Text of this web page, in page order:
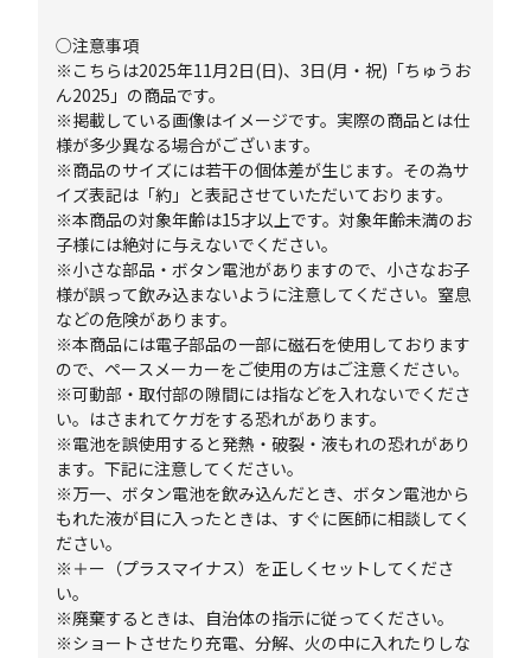
○注意事項
※こちらは2025年11月2日(日)、3日(月・祝)「ちゅうお
ん2025」の商品です。
※掲載している画像はイメージです。実際の商品とは仕
様が多少異なる場合がございます。
※商品のサイズには若干の個体差が生じます。その為サ
イズ表記は「約」と表記させていただいております。
※本商品の対象年齢は15才以上です。対象年齢未満のお
子様には絶対に与えないでください。
※小さな部品・ボタン電池がありますので、小さなお子
様が誤って飲み込まないように注意してください。窒息
などの危険があります。
※本商品には電子部品の一部に磁石を使用しております
ので、ペースメーカーをご使用の方はご注意ください。
※可動部・取付部の隙間には指などを入れないでくださ
い。はさまれてケガをする恐れがあります。
※電池を誤使用すると発熱・破裂・液もれの恐れがあり
ます。下記に注意してください。
※万一、ボタン電池を飲み込んだとき、ボタン電池から
もれた液が目に入ったときは、すぐに医師に相談してく
ださい。
※＋ー（プラスマイナス）を正しくセットしてくださ
い。
※廃棄するときは、自治体の指示に従ってください。
※ショートさせたり充電、分解、火の中に入れたりしな